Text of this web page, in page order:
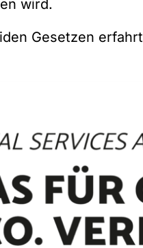
wird.
Gesetzen